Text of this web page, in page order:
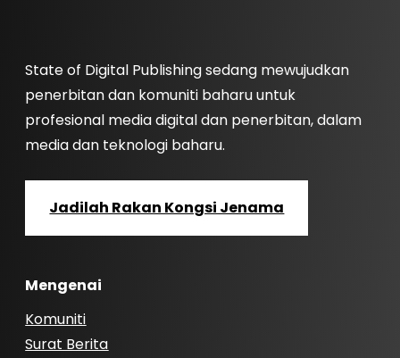
State of Digital Publishing sedang mewujudkan
penerbitan dan komuniti baharu untuk
profesional media digital dan penerbitan, dalam
media dan teknologi baharu.
Jadilah Rakan Kongsi Jenama
Mengenai
Komuniti
Surat Berita